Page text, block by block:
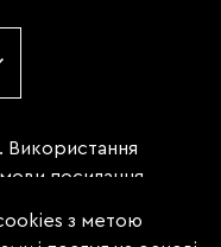
посилання
третього
з метою